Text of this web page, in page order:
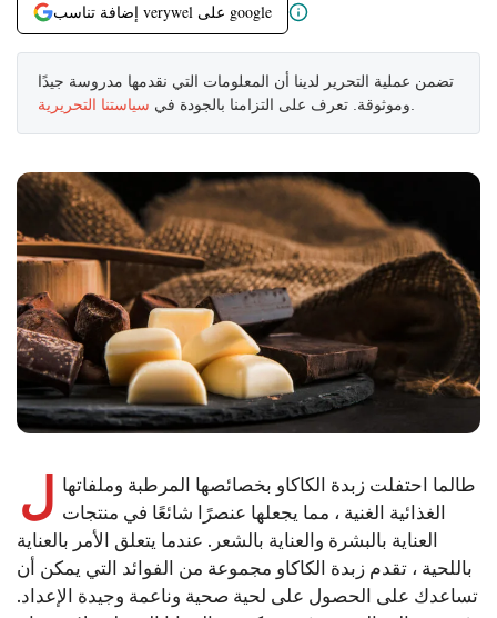
إضافة تناسب verywel على google
تضمن عملية التحرير لدينا أن المعلومات التي نقدمها مدروسة جيدًا
وموثوقة. تعرف على التزامنا بالجودة في سياستنا التحريرية
ل طالما احتفلت زبدة الكاكاو بخصائصها المرطبة وملفاتها
الغذائية الغنية ، مما يجعلها عنصرًا شائعًا في منتجات
العناية بالبشرة والعناية بالشعر. عندما يتعلق الأمر بالعناية
باللحية ، تقدم زبدة الكاكاو مجموعة من الفوائد التي يمكن أن
تساعدك على الحصول على لحية صحية وناعمة وجيدة الإعداد.